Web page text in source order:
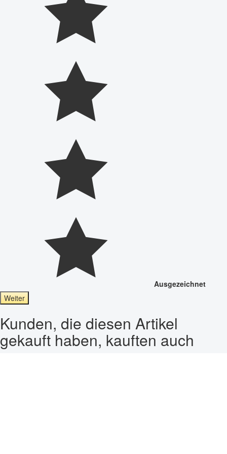
Ausgezeichnet
Weiter
Kunden, die diesen Artikel
gekauft haben, kauften auch